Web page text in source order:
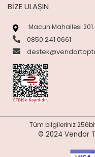
BIZE ULAŞIN
Macun Mahallesi
0850 241 0661
Tüm bilgileriniz
© 2024 Vendor